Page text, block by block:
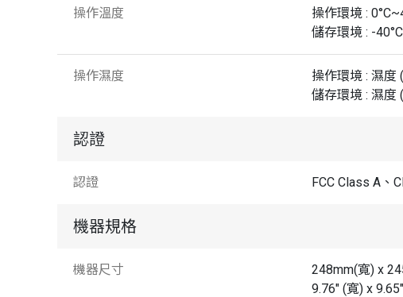
操作溫度
操作環境 :
儲存環境 : -
操作濕度
操作環境 : 濕度
儲存環境 : 濕度
認證
認證 FCC Class A、
機器規格
機器尺寸
248mm(寬) x
9.76" (寬) x